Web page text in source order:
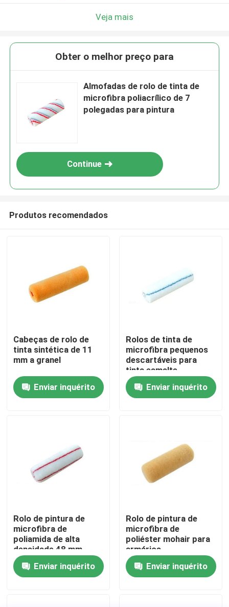
Produtos
Quem Somos
Fale Conosco
Todos os casos
Pincel para Casa
Veja mais
Obter o melhor preço para
Almofadas de rolo de tinta de
microfibra poliacrílico de 7
polegadas para pintura
Continue
Produtos recomendados
Cabeças de rolo de
tinta sintética de 11
mm a granel
Enviar inquérito
Rolos de tinta de
microfibra pequenos
descartáveis ​​para
tinta esmalte
Enviar inquérito
Rolo de pintura de
microfibra de
poliamida de alta
densidade 48 mm
Enviar inquérito
Rolo de pintura de
microfibra de
poliéster mohair para
armários
Enviar inquérito